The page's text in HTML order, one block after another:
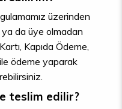
üzerinden
da üye olmadan
Kapıda Ödeme,
ödeme yaparak
teslim edilir?